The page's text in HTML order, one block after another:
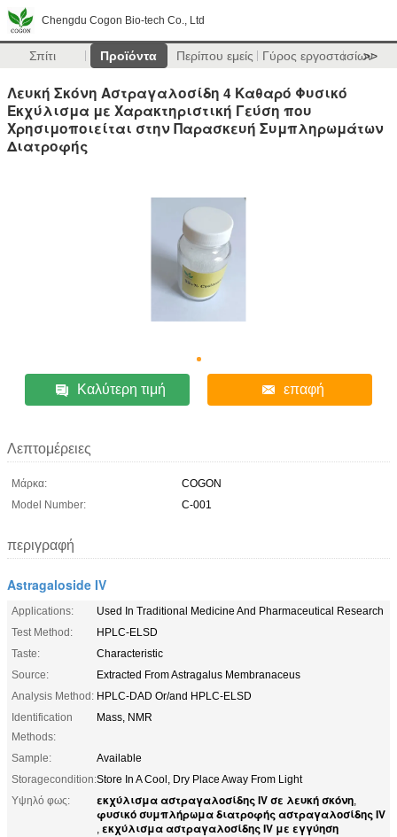
Chengdu Cogon Bio-tech Co., Ltd
Σπίτι Προϊόντα Περίπου εμείς Γύρος εργοστασίων
>>
Λευκή Σκόνη Αστραγαλοσίδη 4 Καθαρό Φυσικό
Εκχύλισμα με Χαρακτηριστική Γεύση που
Χρησιμοποιείται στην Παρασκευή Συμπληρωμάτων
Διατροφής
Καλύτερη τιμή επαφή
Λεπτομέρειες
Μάρκα:
COGON
Model Number:
C-001
περιγραφή
Astragaloside IV
Applications:
Used In Traditional Medicine And Pharmaceutical Research
Test Method:
HPLC-ELSD
Taste:
Characteristic
Source:
Extracted From Astragalus Membranaceus
Analysis Method: HPLC-DAD Or/and HPLC-ELSD
Identification
Methods:
Mass, NMR
Sample:
Available
Storagecondition:Store In A Cool, Dry Place Away From Light
Υψηλό φως:
εκχύλισμα αστραγαλοσίδης IV σε λευκή σκόνη,
φυσικό συμπλήρωμα διατροφής αστραγαλοσίδης IV
, εκχύλισμα αστραγαλοσίδης IV με εγγύηση